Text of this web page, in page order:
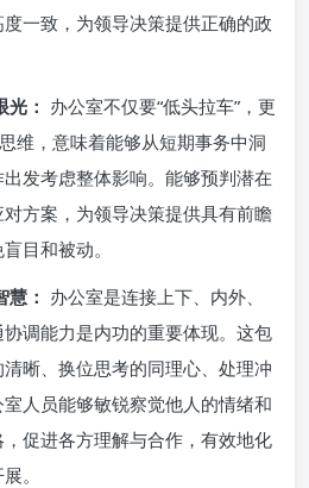
一致，为领导决策提供正确的政
： 办公室不仅要“低头拉车”，更
维，意味着能够从短期事务中洞
发考虑整体影响。能够预判潜在
方案，为领导决策提供具有前瞻
目和被动。
： 办公室是连接上下、内外、
调能力是内功的重要体现。这包
晰、换位思考的同理心、处理冲
人员能够敏锐察觉他人的情绪和
促进各方理解与合作，有效地化
。